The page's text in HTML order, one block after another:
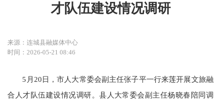
才队伍建设情况调研
来源：连城县融媒体中心
时间：2026-05-21 08:46
5月20日，市人大常委会副主任张子平一行来莲开展文旅融
合人才队伍建设情况调研。县人大常委会副主任杨晓春陪同调